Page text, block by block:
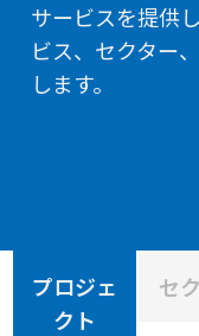
サービスを提供
ビス、セクター
します。
プロジェ
クト
セ